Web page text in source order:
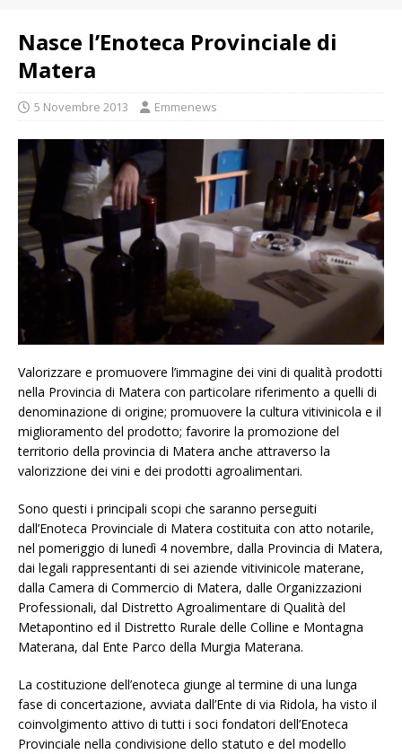
Nasce l’Enoteca Provinciale di
Matera
5 Novembre 2013 Emmenews
Valorizzare e promuovere l’immagine dei vini di qualità prodotti
nella Provincia di Matera con particolare riferimento a quelli di
denominazione di origine; promuovere la cultura vitivinicola e il
miglioramento del prodotto; favorire la promozione del
territorio della provincia di Matera anche attraverso la
valorizzione dei vini e dei prodotti agroalimentari.
Sono questi i principali scopi che saranno perseguiti
dall’Enoteca Provinciale di Matera costituita con atto notarile,
nel pomeriggio di lunedì 4 novembre, dalla Provincia di Matera,
dai legali rappresentanti di sei aziende vitivinicole materane,
dalla Camera di Commercio di Matera, dalle Organizzazioni
Professionali, dal Distretto Agroalimentare di Qualità del
Metapontino ed il Distretto Rurale delle Colline e Montagna
Materana, dal Ente Parco della Murgia Materana.
La costituzione dell’enoteca giunge al termine di una lunga
fase di concertazione, avviata dall’Ente di via Ridola, ha visto il
coinvolgimento attivo di tutti i soci fondatori dell’Enoteca
Provinciale nella condivisione dello statuto e del modello